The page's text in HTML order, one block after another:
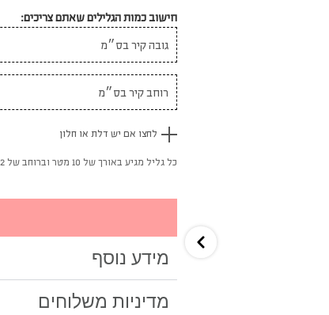
חישוב כמות הגלילים שאתם צריכים:
לחצו אם יש דלת או חלון
כל גליל מגיע באורך של 10 מטר וברוחב של 52 ס"מ
מידע נוסף
מדיניות משלוחים